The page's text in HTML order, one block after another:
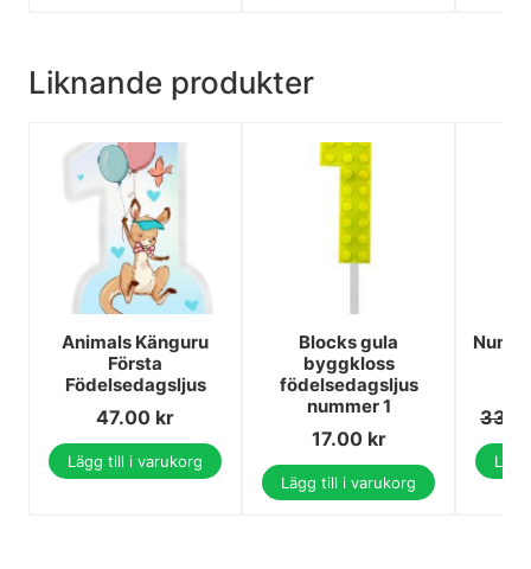
Liknande produkter
Animals Känguru
Första
Födelsedagsljus
47.00 kr
Lägg till i varukorg
Blocks gula
byggkloss
födelsedagsljus
nummer 1
17.00 kr
Lägg till i varukorg